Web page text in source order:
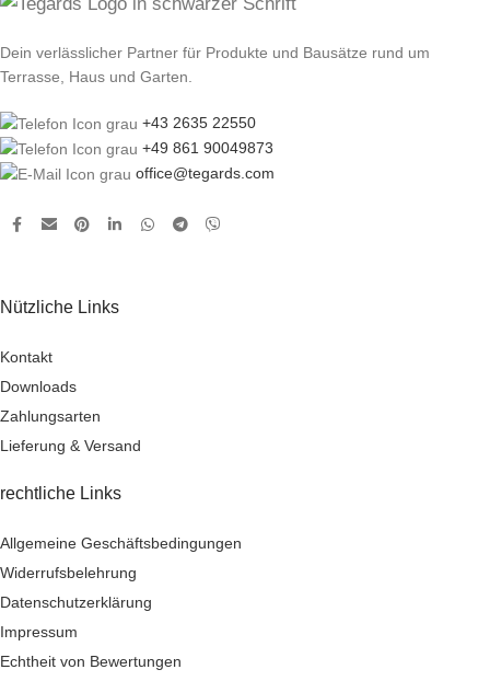
Dein verlässlicher Partner für Produkte und Bausätze rund um
Terrasse, Haus und Garten.
+43 2635 22550
+49 861 90049873
office@tegards.com
Nützliche Links
Kontakt
Downloads
Zahlungsarten
Lieferung & Versand
rechtliche Links
Allgemeine Geschäftsbedingungen
Widerrufsbelehrung
Datenschutzerklärung
Impressum
Echtheit von Bewertungen